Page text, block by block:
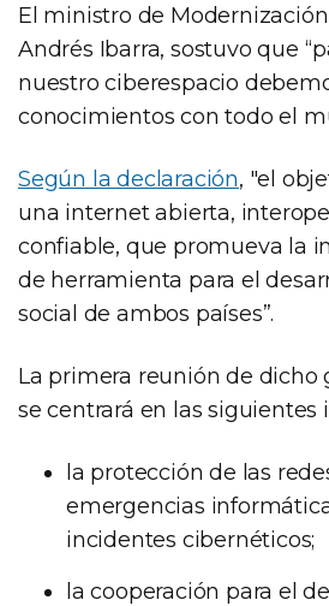
El ministro de
Andrés Ibarra, sostuvo que
nuestro ciberespacio
conocimientos con todo el
Según la declaración, "el
una internet abierta,
confiable, que promueva la
de herramienta para el
social de ambos países”.
La primera reunión de dicho
se centrará en las siguientes
la protección de las
emergencias
incidentes cibernéticos;
la cooperación para el